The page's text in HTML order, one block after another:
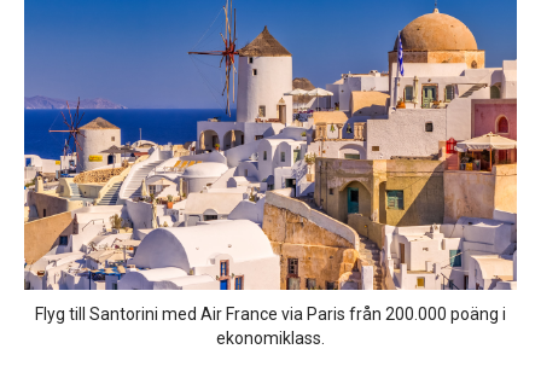
Flyg till Santorini med Air France via Paris från 200.000 poäng i
ekonomiklass.